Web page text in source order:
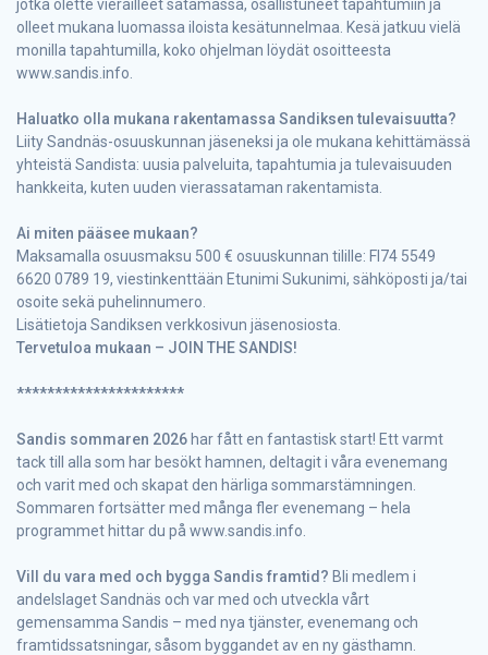
jotka olette vierailleet satamassa, osallistuneet tapahtumiin ja
olleet mukana luomassa iloista kesätunnelmaa. Kesä jatkuu vielä
monilla tapahtumilla, koko ohjelman löydät osoitteesta
www.sandis.info.
Haluatko olla mukana rakentamassa Sandiksen tulevaisuutta?
Liity Sandnäs-osuuskunnan jäseneksi ja ole mukana kehittämässä
yhteistä Sandista: uusia palveluita, tapahtumia ja tulevaisuuden
hankkeita, kuten uuden vierassataman rakentamista.
Ai miten pääsee mukaan?
Maksamalla osuusmaksu 500 € osuuskunnan tilille: FI74 5549
6620 0789 19, viestinkenttään Etunimi Sukunimi, sähköposti ja/tai
osoite sekä puhelinnumero.
Lisätietoja Sandiksen verkkosivun jäsenosiosta.
Tervetuloa mukaan – JOIN THE SANDIS!
**********************
Sandis sommaren 2026har fått en fantastisk start! Ett varmt
tack till alla som har besökt hamnen, deltagit i våra evenemang
och varit med och skapat den härliga sommarstämningen.
Sommaren fortsätter med många fler evenemang – hela
programmet hittar du på www.sandis.info.
Vill du vara med och bygga Sandis framtid? Bli medlem i
andelslaget Sandnäs och var med och utveckla vårt
gemensamma Sandis – med nya tjänster, evenemang och
framtidssatsningar, såsom byggandet av en ny gästhamn.